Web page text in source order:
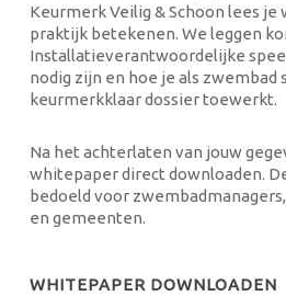
Keurmerk Veilig & Schoon lees je
praktijk betekenen. We leggen
Installatieverantwoordelijke
nodig zijn en hoe je als zwembad
keurmerkklaar dossier toewerkt.
Na het achterlaten van jouw
whitepaper direct downloaden.
bedoeld voor
en gemeenten.
WHITEPAPER DOWNLOADEN